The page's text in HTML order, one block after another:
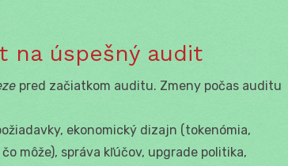
na úspešný audit
pred začiatkom auditu. Zmeny počas auditu
ekonomický dizajn (tokenómia,
môže), správa kľúčov, upgrade politika,